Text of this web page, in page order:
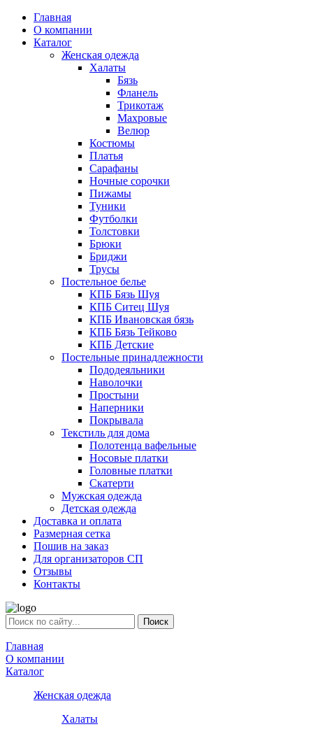
Главная
О компании
Каталог
Женская одежда
Халаты
Бязь
Фланель
Трикотаж
Махровые
Велюр
Костюмы
Платья
Сарафаны
Ночные сорочки
Пижамы
Туники
Футболки
Толстовки
Брюки
Бриджи
Трусы
Постельное белье
КПБ Бязь Шуя
КПБ Ситец Шуя
КПБ Ивановская бязь
КПБ Бязь Тейково
КПБ Детские
Постельные принадлежности
Пододеяльники
Наволочки
Простыни
Наперники
Покрывала
Текстиль для дома
Полотенца вафельные
Носовые платки
Головные платки
Скатерти
Мужская одежда
Детская одежда
Доставка и оплата
Размерная сетка
Пошив на заказ
Для организаторов СП
Отзывы
Контакты
Главная
О компании
Каталог
Женская одежда
Халаты